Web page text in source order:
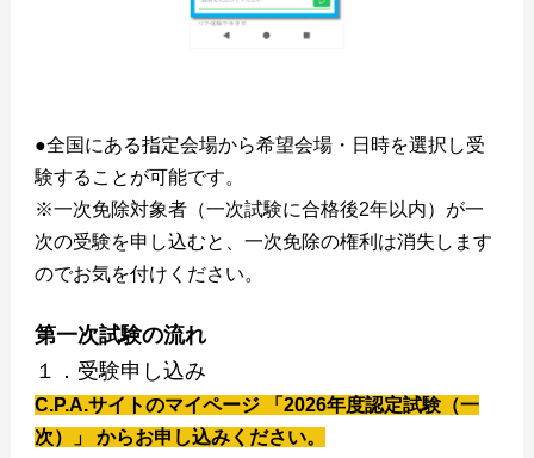
●全国にある指定会場から希望会場・日時を選択し受
験することが可能です。
※一次免除対象者（一次試験に合格後2年以内）が一
次の受験を申し込むと、一次免除の権利は消失します
のでお気を付けください。
第一次試験の流れ
１．受験申し込み
C.P.A.サイトのマイページ 「2026年度認定試験（一
次）」 からお申し込みください。